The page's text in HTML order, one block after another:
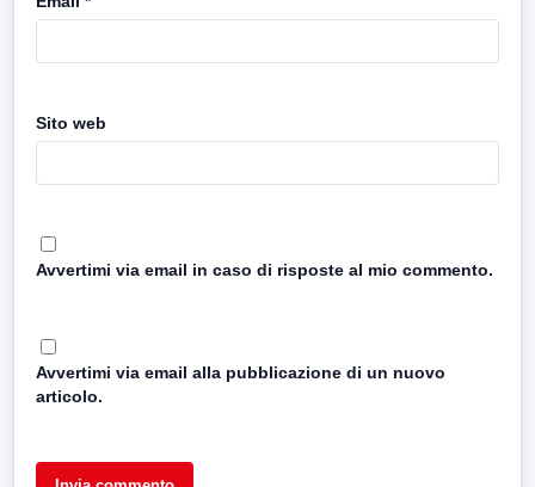
Sito web
Avvertimi via email in caso di risposte al mio commento.
Avvertimi via email alla pubblicazione di un nuovo
articolo.